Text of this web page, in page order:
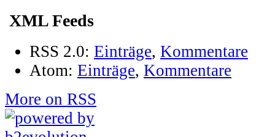
XML Feeds
RSS 2.0: Einträge, Kommentare
Atom: Einträge, Kommentare
More on RSS